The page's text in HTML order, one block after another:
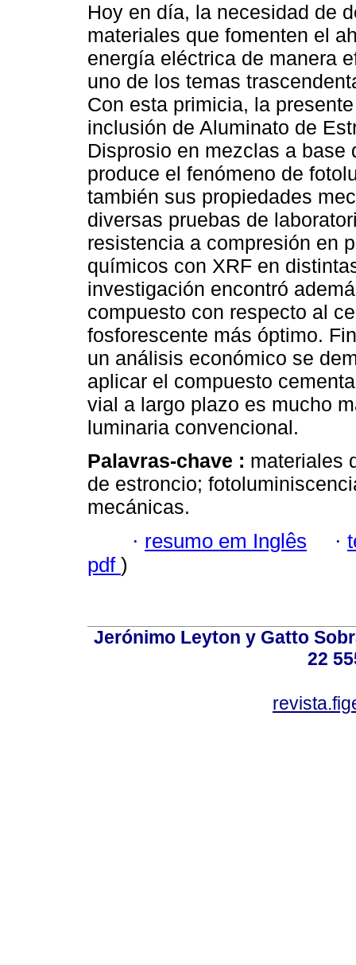
Hoy en día, la necesidad de
materiales que fomenten el
energía eléctrica de manera
uno de los temas
Con esta primicia, la
inclusión de Aluminato de
Disprosio en mezclas a base
produce el fenómeno de
también sus propiedades
diversas pruebas de
resistencia a compresión en
químicos con XRF en
investigación encontró
compuesto con respecto al
fosforescente más óptimo.
un análisis económico se
aplicar el compuesto
vial a largo plazo es mucho
luminaria convencional.
Palavras-chave : materiales
de estroncio;
mecánicas.
· resumo em Inglês ·
pdf )
Jerónimo Leyton y Gatto
22